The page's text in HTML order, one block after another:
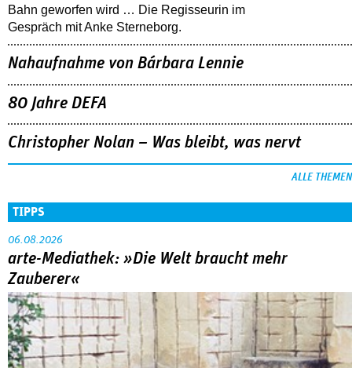
Bahn geworfen wird … Die Regisseurin im
Gespräch mit Anke Sterneborg.
Nahaufnahme von Bárbara Lennie
80 Jahre DEFA
Christopher Nolan – Was bleibt, was nervt
ALLE THEMEN
TIPPS
06.08.2026
arte-Mediathek: »Die Welt braucht mehr
Zauberer«